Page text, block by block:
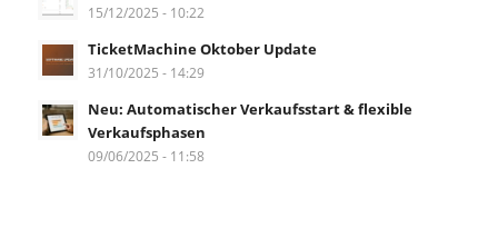
15/12/2025 - 10:22
TicketMachine Oktober Update
31/10/2025 - 14:29
Neu: Automatischer Verkaufsstart & flexible
Verkaufsphasen
09/06/2025 - 11:58